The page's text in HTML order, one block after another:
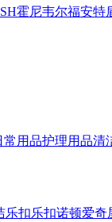
SH霍尼韦尔福安特
常用品护理用品清
乐扣乐扣诺顿爱奇